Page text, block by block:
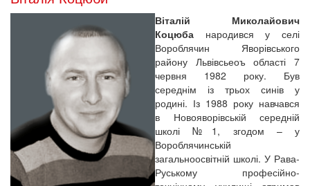
Віталій Миколайович
Коцюба народився у селі
Вороблячин Яворівського
району Львівсьеоъ області 7
червня 1982 року. Був
середнім із трьох синів у
родині. Із 1988 року навчався
в Новояворівській середній
школі №1, згодом – у
Вороблячинській
загальноосвітній школі. У Рава-
Руському професійно-